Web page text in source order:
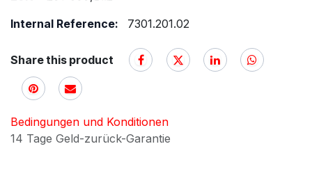
Internal Reference:
7301.201.02
Share this product
Bedingungen und Konditionen
14 Tage Geld-zurück-Garantie